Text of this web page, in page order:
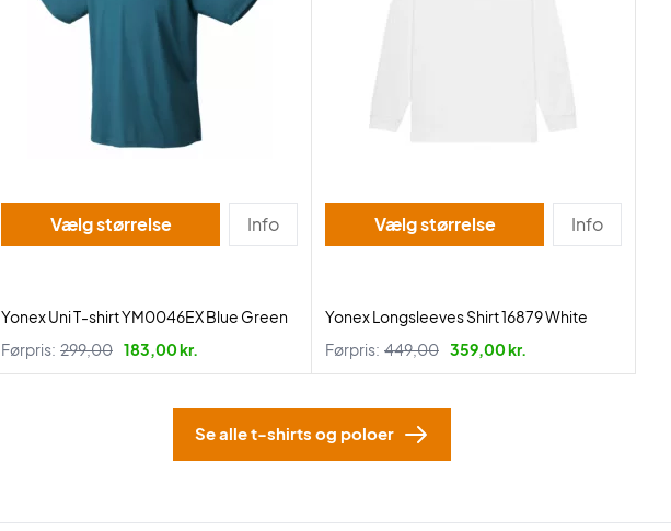
Vælg størrelse Info
Yonex Uni T-shirt YM0046EX Blue Green
Førpris: 299,00 183,00 kr.
Vælg størrelse Info
Yonex Longsleeves Shirt 16879 White
Førpris: 449,00 359,00 kr.
Se alle t-shirts og poloer